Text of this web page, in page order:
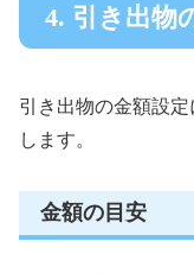
4. 引き出物
引き出物の金額設
します。
金額の目安